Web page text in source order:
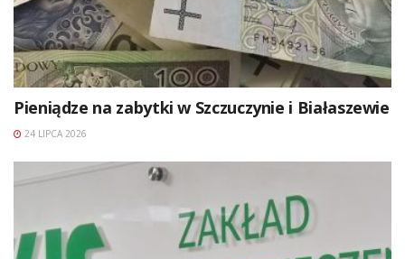
Pieniądze na zabytki w Szczuczynie i Białaszewie
24 LIPCA 2026